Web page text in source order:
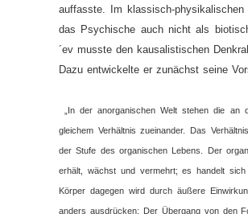
auffasste. Im klassisch-
das Psychische auch nicht als
´ev musste den kausalistischen
Dazu entwickelte er zunächst seine
„In der anorganischen Welt stehen die an
gleichem Verhältnis zueinander. Das
der Stufe des organischen Lebens. Der
erhält, wächst und vermehrt; es handelt
Körper dagegen wird durch äußere
anders ausdrücken: Der Übergang von den